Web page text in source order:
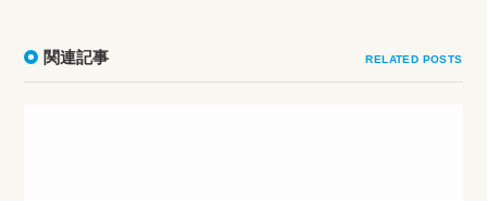
関連記事 RELATED POSTS